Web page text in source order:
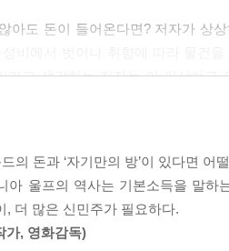
너와 살고 싶을 수도, 누군가는 혼
아도 돈이 들어온다면? 저자가 상
라고 생각하는 저자는 이 이상하고
균 연령 27세, 한국 최초의 원이슈
지만 어쩐지 충분하지는 않은’ 자
시에 지옥고(반지하, 옥탑방, 고시
아니라 취업을 못해도, 직장에서
거운 화두가 된 지금, SNS에는 “나
의 돈과 ‘자기만의 방’이 있다면
아 울프의 역사는 기본소득을 말
, 더 많은 신민주가 필요하다.
가, 영화감독)